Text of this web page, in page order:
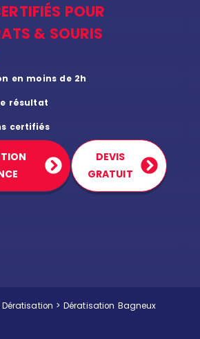
POUR
& SOURIS
en moins de 2h
résultat
certifiés
DEVIS
GRATUIT
Dératisation >Dératisation Bagneux